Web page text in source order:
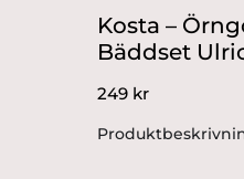
Kosta –
Bäddset
249 kr